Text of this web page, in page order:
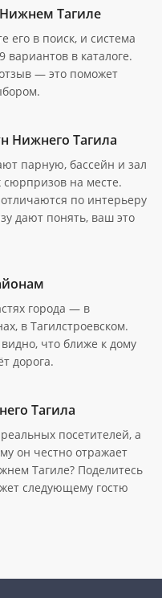
Тагиле
его в поиск, и система
вариантов в каталоге.
— это поможет
Нижнего Тагила
парную, бассейн и зал
на месте.
по интерьеру
дают понять, ваш это
города — в
в Тагилстроевском.
что ближе к дому
дорога.
Тагила
посетителей, а
он честно отражает
Тагиле? Поделитесь
следующему гостю